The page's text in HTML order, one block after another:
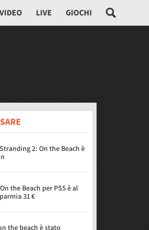
VIDEO LIVE GIOCHI
2: On the Beach è
the Beach per PS5 è al
31 €
the beach è stato